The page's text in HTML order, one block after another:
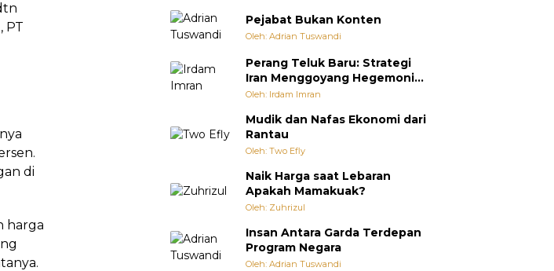
PT
di
harga
Pejabat Bukan Konten
Oleh: Adrian Tuswandi
Perang Teluk Baru: Strategi
Iran Menggoyang Hegemoni
AS dari Dalam
Oleh: Irdam Imran
Mudik dan Nafas Ekonomi dari
Rantau
Oleh: Two Efly
Naik Harga saat Lebaran
Apakah Mamakuak?
Oleh: Zuhrizul
Insan Antara Garda Terdepan
Program Negara
Oleh: Adrian Tuswandi